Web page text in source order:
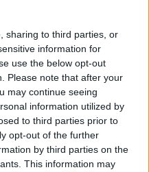
sharing to third parties, or
information for
use the below opt-out
Please note that after your
may continue seeing
information utilized by
to third parties prior to
opt-out of the further
by third parties on the
This information may
a sírban fekvők
olyan sír van a
nem
más típusú
– tette